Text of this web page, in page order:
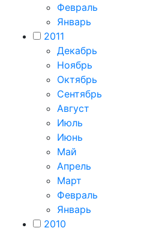
Февраль
Январь
2011
Декабрь
Ноябрь
Октябрь
Сентябрь
Август
Июль
Июнь
Май
Апрель
Март
Февраль
Январь
2010